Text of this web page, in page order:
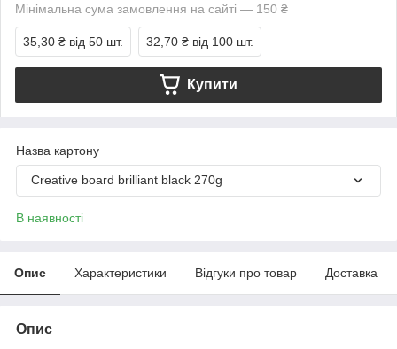
Мінімальна сума замовлення на сайті — 150 ₴
35,30 ₴ від 50 шт. 32,70 ₴ від 100 шт.
Купити
Назва картону
Creative board brilliant black 270g
В наявності
Опис Характеристики Відгуки про товар Доставка
Опис